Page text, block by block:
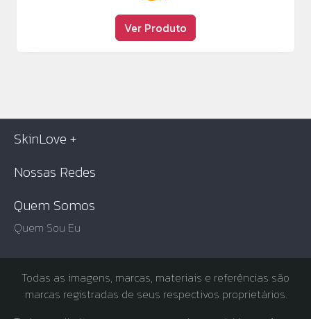
Ver Produto
SkinLove +
Nossas Redes
Quem Somos
Quem Sou Eu
Todas as imagens, marcas, materiais e referências são
marcas registradas de seus respectivos proprietários.